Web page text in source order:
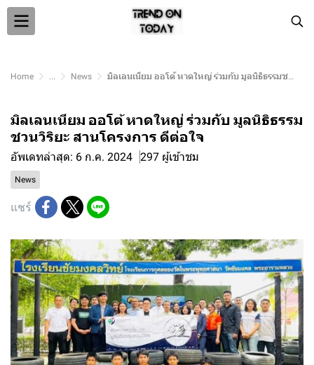
Home ... News มิลเลนเนียม ออโต้ หาดใหญ่ ร่วมกับ มูลนิธิธรรมชวนวิริยะ สานโครงการ ดีต่อใจ
มิลเลนเนียม ออโต้ หาดใหญ่ ร่วมกับ มูลนิธิธรรม
ชวนวิริยะ สานโครงการ ดีต่อใจ
อัพเดทล่าสุด: 6 ก.ค. 2024 297 ผู้เข้าชม
News
แชร์